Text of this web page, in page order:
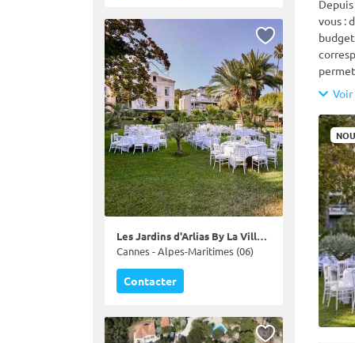
Les Jardins d'Arlias By La Villa Alexandra
Cannes - Alpes-Maritimes (06)
Contacter
vous :
vous
Voir